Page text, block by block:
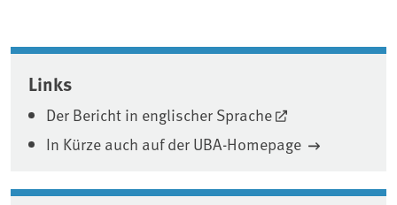
Associated content
Links
Der Bericht in englischer Sprache
In Kürze auch auf der UBA-Homepage